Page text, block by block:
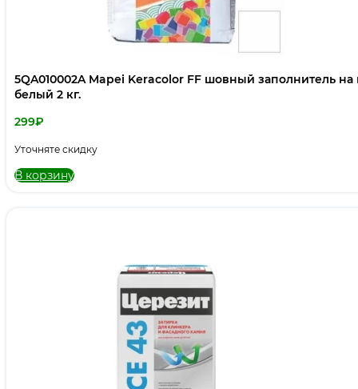
5QA010002A Mapei Keracolor FF шовный заполнитель
белый 2 кг.
299₽
Уточняте скидку
В корзину